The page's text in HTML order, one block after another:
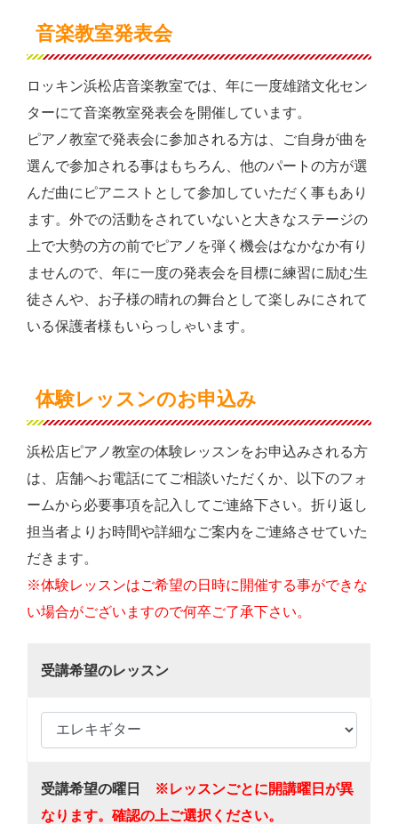
音楽教室発表会
ロッキン浜松店音楽教室では、年に一度雄踏文化セン
ターにて音楽教室発表会を開催しています。
ピアノ教室で発表会に参加される方は、ご自身が曲を
選んで参加される事はもちろん、他のパートの方が選
んだ曲にピアニストとして参加していただく事もあり
ます。外での活動をされていないと大きなステージの
上で大勢の方の前でピアノを弾く機会はなかなか有り
ませんので、年に一度の発表会を目標に練習に励む生
徒さんや、お子様の晴れの舞台として楽しみにされて
いる保護者様もいらっしゃいます。
体験レッスンのお申込み
浜松店ピアノ教室の体験レッスンをお申込みされる方
は、店舗へお電話にてご相談いただくか、以下のフォ
ームから必要事項を記入してご連絡下さい。折り返し
担当者よりお時間や詳細なご案内をご連絡させていた
だきます。
※体験レッスンはご希望の日時に開催する事ができな
い場合がございますので何卒ご了承下さい。
受講希望のレッスン
受講希望の曜日
※レッスンごとに開講曜日が異
なります。確認の上ご選択ください。